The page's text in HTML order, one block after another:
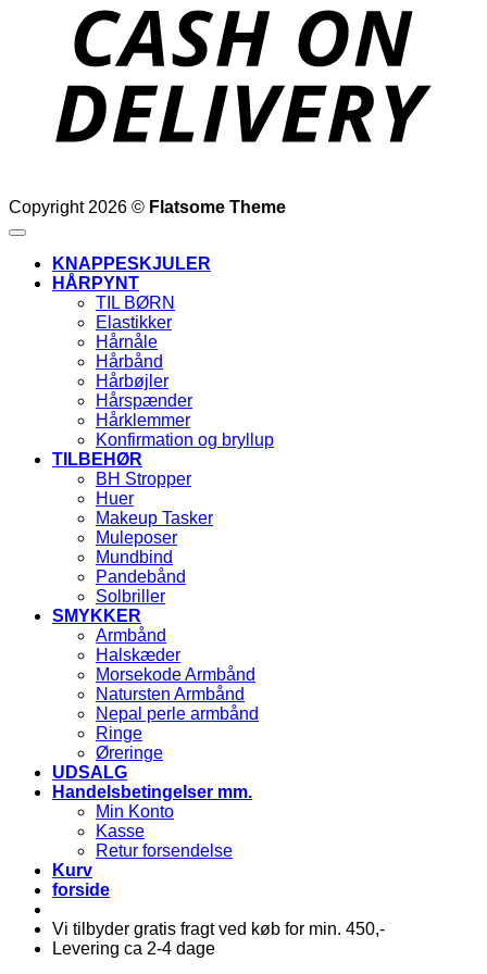
Copyright 2026 © Flatsome Theme
KNAPPESKJULER
HÅRPYNT
TIL BØRN
Elastikker
Hårnåle
Hårbånd
Hårbøjler
Hårspænder
Hårklemmer
Konfirmation og bryllup
TILBEHØR
BH Stropper
Huer
Makeup Tasker
Muleposer
Mundbind
Pandebånd
Solbriller
SMYKKER
Armbånd
Halskæder
Morsekode Armbånd
Natursten Armbånd
Nepal perle armbånd
Ringe
Øreringe
UDSALG
Handelsbetingelser mm.
Min Konto
Kasse
Retur forsendelse
Kurv
forside
Vi tilbyder gratis fragt ved køb for min. 450,-
Levering ca 2-4 dage